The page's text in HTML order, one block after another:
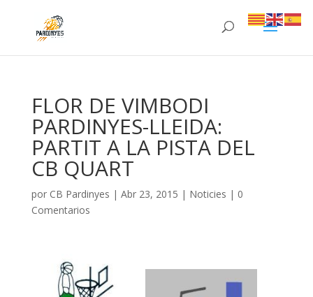
FLOR DE VIMBODI
PARDINYES-LLEIDA:
PARTIT A LA PISTA DEL
CB QUART
por CB Pardinyes | Abr 23, 2015 | Noticies | 0
Comentarios